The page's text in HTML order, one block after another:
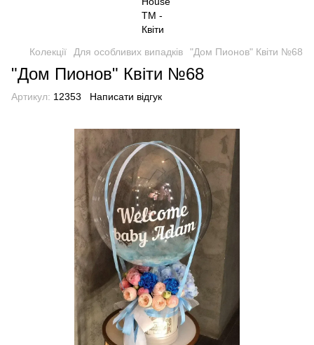
Колекції Для особливих випадків "Дом Пионов" Квіти №68
"Дом Пионов" Квіти №68
Артикул: 12353 Написати відгук